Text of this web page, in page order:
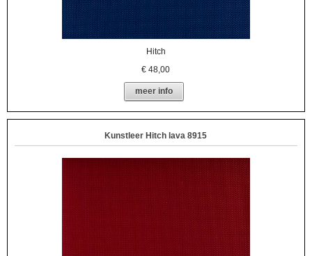
Hitch
€48,00
meer info
Kunstleer Hitch lava 8915